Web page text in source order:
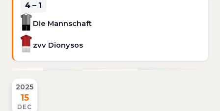
4 – 1
Die Mannschaft
zvv Dionysos
2025
15
DEC